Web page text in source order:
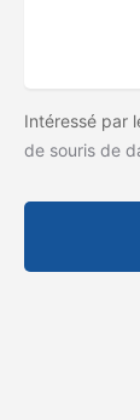
Intéressé par
de souris de